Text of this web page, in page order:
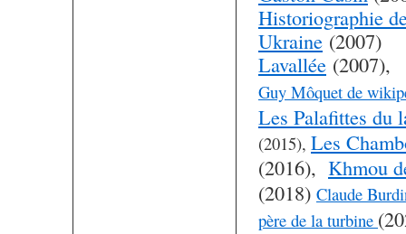
Historiographie
Ukraine (2007)
Lavallée
Guy Môquet de
Les Palafittes du
(2015), Les
(2016), Khmou
(2018) Claude
père de la turbine